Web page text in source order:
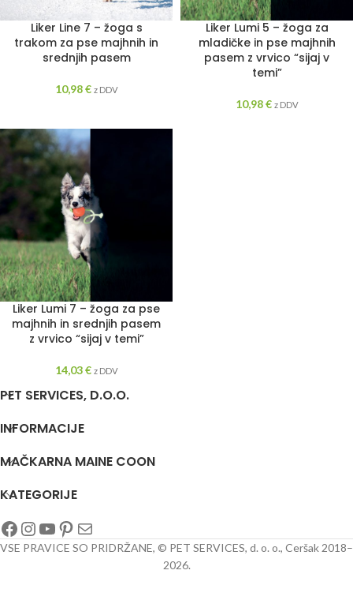
Liker Line 7 – žoga s
trakom za pse majhnih in
srednjih pasem
10,98€ z DDV
Liker Lumi 5 – žoga za
mladičke in pse majhnih
pasem z vrvico “sijaj v
temi”
10,98€ z DDV
Liker Lumi 7 – žoga za pse
majhnih in srednjih pasem
z vrvico “sijaj v temi”
14,03€ z DDV
PET SERVICES, D.O.O.
INFORMACIJE
MAČKARNA MAINE COON
KATEGORIJE
VSE PRAVICE SO PRIDRŽANE, © PET SERVICES, d. o. o., Ceršak 2018–
2026.